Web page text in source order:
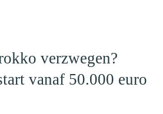
verzwegen?
vanaf 50.000 euro